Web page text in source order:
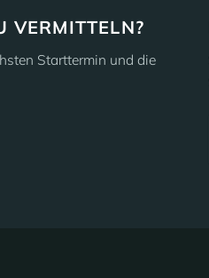
VERMITTELN?
Starttermin und die